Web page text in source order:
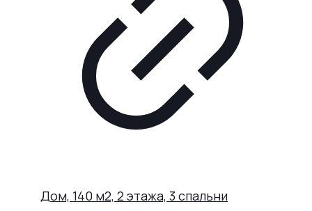
Дом, 140 м2, 2 этажа, 3 спальни